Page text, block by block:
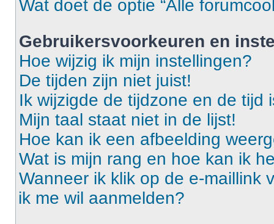
Wat doet de optie “Alle
Gebruikersvoorkeuren en
Hoe wijzig ik mijn instellingen?
De tijden zijn niet juist!
Ik wijzigde de tijdzone en de tijd
Mijn taal staat niet in de lijst!
Hoe kan ik een afbeelding
Wat is mijn rang en hoe kan ik
Wanneer ik klik op de e-maillink
ik me wil aanmelden?